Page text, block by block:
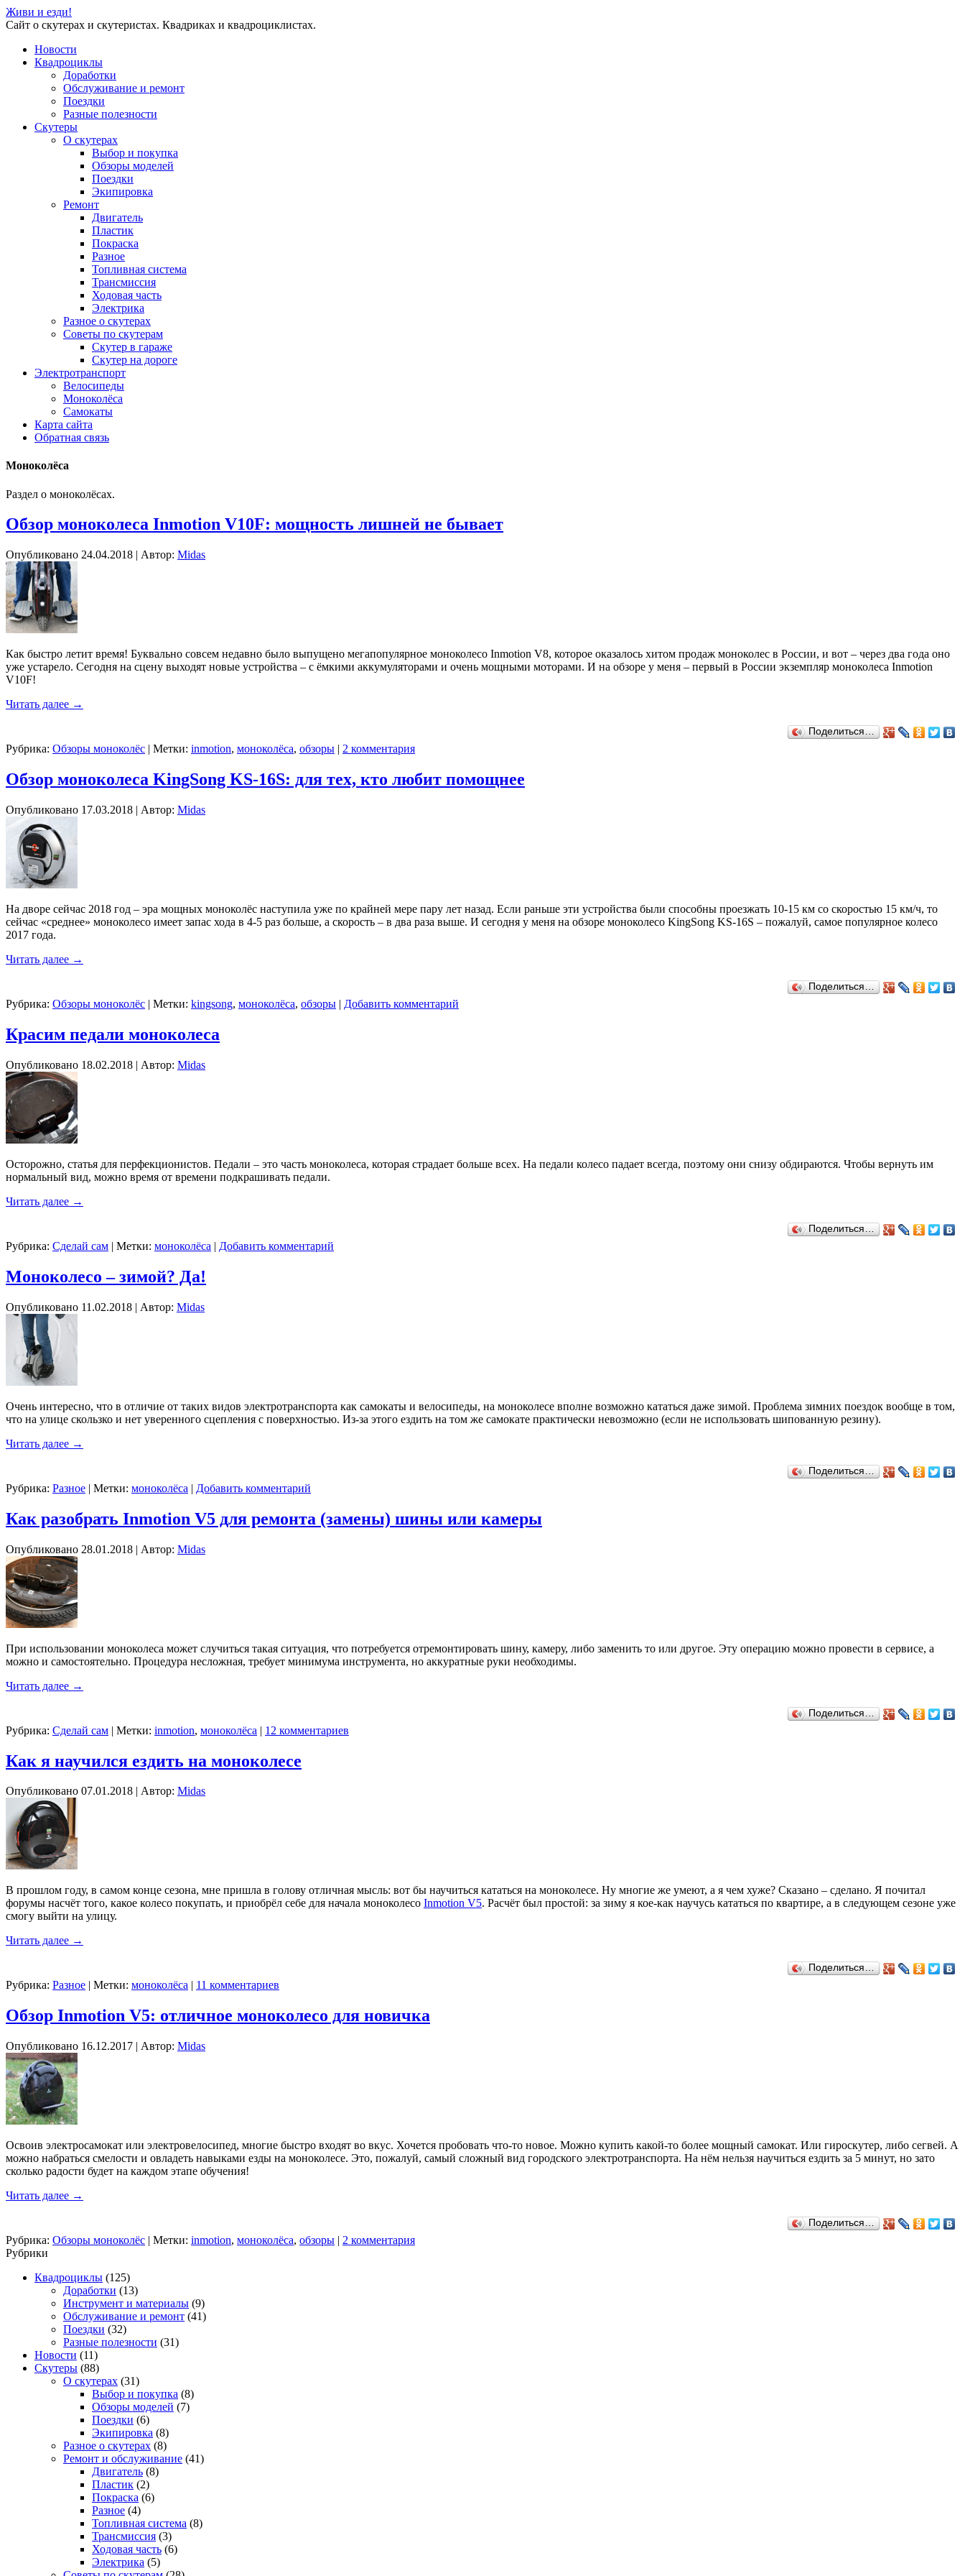
Живи и езди!
Сайт о скутерах и скутеристах. Квадриках и квадроциклистах.
Новости
Квадроциклы
Доработки
Обслуживание и ремонт
Поездки
Разные полезности
Скутеры
О скутерах
Выбор и покупка
Обзоры моделей
Поездки
Экипировка
Ремонт
Двигатель
Пластик
Покраска
Разное
Топливная система
Трансмиссия
Ходовая часть
Электрика
Разное о скутерах
Советы по скутерам
Скутер в гараже
Скутер на дороге
Электротранспорт
Велосипеды
Моноколёса
Самокаты
Карта сайта
Обратная связь
Моноколёса
Раздел о моноколёсах.
Обзор моноколеса Inmotion V10F: мощность лишней не бывает
Опубликовано 24.04.2018 | Автор: Midas
Как быстро летит время! Буквально совсем недавно было выпущено мегапопулярное моноколесо Inmotion V8, которое оказалось хитом продаж моноколес в России, и вот – через два года оно
уже устарело. Сегодня на сцену выходят новые устройства – с ёмкими аккумуляторами и очень мощными моторами. И на обзоре у меня – первый в России экземпляр моноколеса Inmotion
V10F!
Читать далее →
Поделиться…
Рубрика: Обзоры моноколёс | Метки: inmotion, моноколёса, обзоры | 2 комментария
Обзор моноколеса KingSong KS-16S: для тех, кто любит помощнее
Опубликовано 17.03.2018 | Автор: Midas
На дворе сейчас 2018 год – эра мощных моноколёс наступила уже по крайней мере пару лет назад. Если раньше эти устройства были способны проезжать 10-15 км со скоростью 15 км/ч, то
сейчас «среднее» моноколесо имеет запас хода в 4-5 раз больше, а скорость – в два раза выше. И сегодня у меня на обзоре моноколесо KingSong KS-16S – пожалуй, самое популярное колесо
2017 года.
Читать далее →
Поделиться…
Рубрика: Обзоры моноколёс | Метки: kingsong, моноколёса, обзоры | Добавить комментарий
Красим педали моноколеса
Опубликовано 18.02.2018 | Автор: Midas
Осторожно, статья для перфекционистов. Педали – это часть моноколеса, которая страдает больше всех. На педали колесо падает всегда, поэтому они снизу обдираются. Чтобы вернуть им
нормальный вид, можно время от времени подкрашивать педали.
Читать далее →
Поделиться…
Рубрика: Сделай сам | Метки: моноколёса | Добавить комментарий
Моноколесо – зимой? Да!
Опубликовано 11.02.2018 | Автор: Midas
Очень интересно, что в отличие от таких видов электротранспорта как самокаты и велосипеды, на моноколесе вполне возможно кататься даже зимой. Проблема зимних поездок вообще в том,
что на улице скользко и нет уверенного сцепления с поверхностью. Из-за этого ездить на том же самокате практически невозможно (если не использовать шипованную резину).
Читать далее →
Поделиться…
Рубрика: Разное | Метки: моноколёса | Добавить комментарий
Как разобрать Inmotion V5 для ремонта (замены) шины или камеры
Опубликовано 28.01.2018 | Автор: Midas
При использовании моноколеса может случиться такая ситуация, что потребуется отремонтировать шину, камеру, либо заменить то или другое. Эту операцию можно провести в сервисе, а
можно и самостоятельно. Процедура несложная, требует минимума инструмента, но аккуратные руки необходимы.
Читать далее →
Поделиться…
Рубрика: Сделай сам | Метки: inmotion, моноколёса | 12 комментариев
Как я научился ездить на моноколесе
Опубликовано 07.01.2018 | Автор: Midas
В прошлом году, в самом конце сезона, мне пришла в голову отличная мысль: вот бы научиться кататься на моноколесе. Ну многие же умеют, а я чем хуже? Сказано – сделано. Я почитал
форумы насчёт того, какое колесо покупать, и приобрёл себе для начала моноколесо Inmotion V5. Расчёт был простой: за зиму я кое-как научусь кататься по квартире, а в следующем сезоне уже
смогу выйти на улицу.
Читать далее →
Поделиться…
Рубрика: Разное | Метки: моноколёса | 11 комментариев
Обзор Inmotion V5: отличное моноколесо для новичка
Опубликовано 16.12.2017 | Автор: Midas
Освоив электросамокат или электровелосипед, многие быстро входят во вкус. Хочется пробовать что-то новое. Можно купить какой-то более мощный самокат. Или гироскутер, либо сегвей. А
можно набраться смелости и овладеть навыками езды на моноколесе. Это, пожалуй, самый сложный вид городского электротранспорта. На нём нельзя научиться ездить за 5 минут, но зато
сколько радости будет на каждом этапе обучения!
Читать далее →
Поделиться…
Рубрика: Обзоры моноколёс | Метки: inmotion, моноколёса, обзоры | 2 комментария
Рубрики
Квадроциклы (125)
Доработки (13)
Инструмент и материалы (9)
Обслуживание и ремонт (41)
Поездки (32)
Разные полезности (31)
Новости (11)
Скутеры (88)
О скутерах (31)
Выбор и покупка (8)
Обзоры моделей (7)
Поездки (6)
Экипировка (8)
Разное о скутерах (8)
Ремонт и обслуживание (41)
Двигатель (8)
Пластик (2)
Покраска (6)
Разное (4)
Топливная система (8)
Трансмиссия (3)
Ходовая часть (6)
Электрика (5)